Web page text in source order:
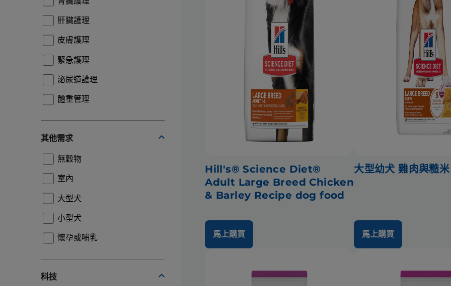
肝臟護理
皮膚護理
緊急護理
泌尿道護理
體重管理
其他需求
無穀物
室內
大型犬
小型犬
懷孕或哺乳
科技
Hill's® Science Diet®
Adult Large Breed Chicken
& Barley Recipe dog food
馬上購買
大型幼犬 雞肉與糙
馬上購買